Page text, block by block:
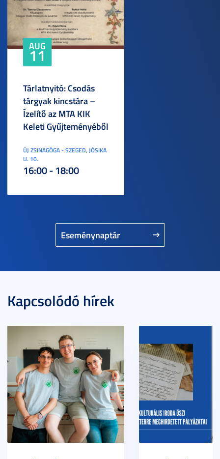
Eseménynaptár
AUG
11
Tárlatnyitó: Csodás
tárgyak kincstára –
Ízelítő az MTA KIK
Keleti Gyűjteményéből
ÚJ ZSINAGÓGA - SZEGED, JÓSIKA
U. 10.
16:00 - 18:00
Kapcsolódó hírek